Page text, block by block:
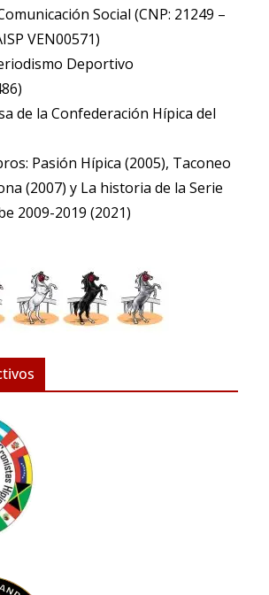
Social (CNP: 21249 –
VEN00571)
Deportivo
de la Confederación Hípica del
Pasión Hípica (2005), Taconeo
(2007) y La historia de la Serie
2009-2019 (2021)